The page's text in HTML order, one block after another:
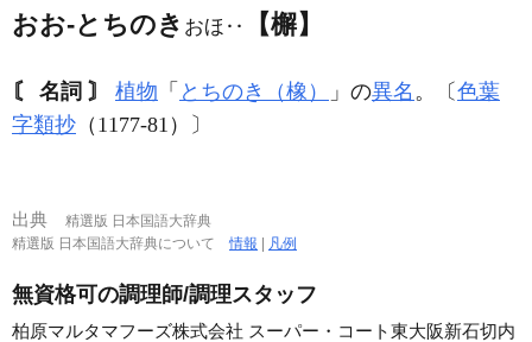
おお‐とちのき おほ‥ 【檞】
〘 名詞 〙 植物 「 とちのき（橡） 」の異名 。〔 色葉
字類抄 （1177‐81）〕
出典
精選版 日本国語大辞典
精選版 日本国語大辞典について情報 凡例
無資格可の調理師/調理スタッフ
柏原マルタマフーズ株式会社 スーパー・コート東大阪新石切内